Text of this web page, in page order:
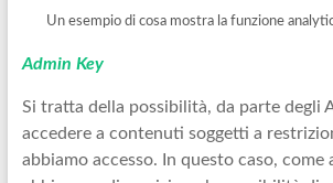
Un esempio di cosa mostra la funzione
Admin Key
Si tratta della possibilità, da parte degli
accedere a contenuti soggetti a
abbiamo accesso. In questo caso, come